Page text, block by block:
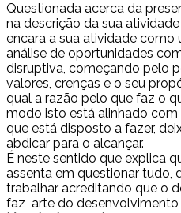
Questionada acerca da
na descrição da sua
encara a sua atividade como
análise de oportunidades
disruptiva, começando pelo
valores, crenças e o seu
qual a razão pelo que faz o
modo isto está alinhado com
que está disposto a fazer,
abdicar para o alcançar.
É neste sentido que explica
assenta em questionar tudo,
trabalhar acreditando que o
faz arte do desenvolvimento